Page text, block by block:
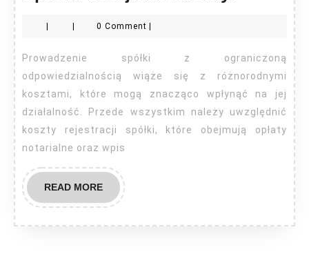
0 Comment
Prowadzenie spółki z ograniczoną
odpowiedzialnością wiąże się z różnorodnymi
kosztami, które mogą znacząco wpłynąć na jej
działalność. Przede wszystkim należy uwzględnić
koszty rejestracji spółki, które obejmują opłaty
notarialne oraz wpis
READ MOREREAD
MORE